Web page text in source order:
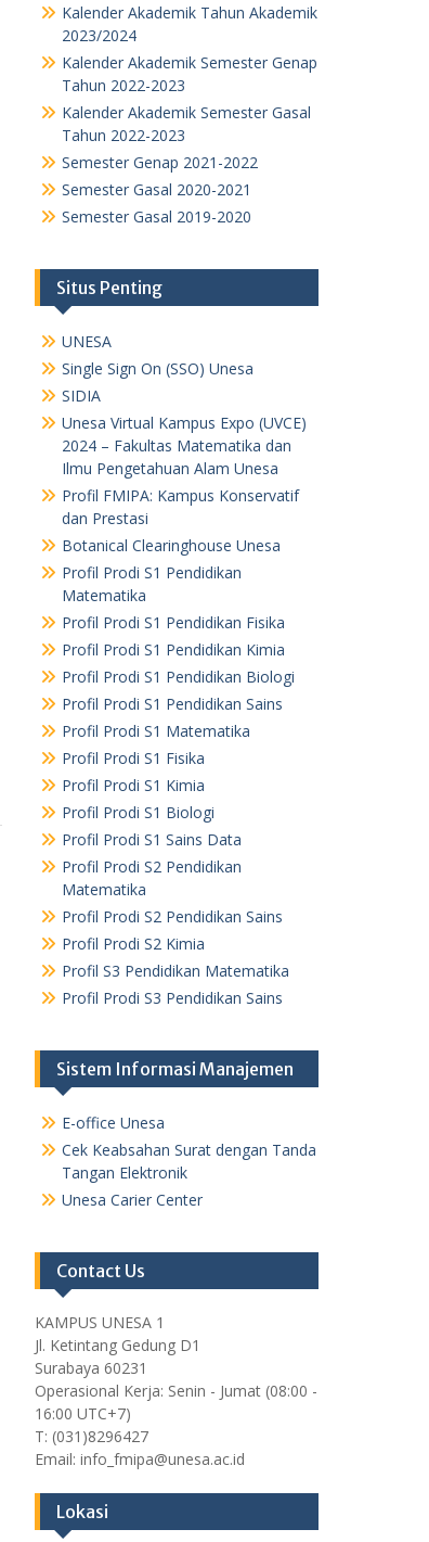
Kalender Akademik Tahun Akademik
2023/2024
Kalender Akademik Semester Genap
Tahun 2022-2023
Kalender Akademik Semester Gasal
Tahun 2022-2023
Semester Genap 2021-2022
Semester Gasal 2020-2021
Semester Gasal 2019-2020
Situs Penting
UNESA
Single Sign On (SSO) Unesa
SIDIA
Unesa Virtual Kampus Expo (UVCE)
2024 – Fakultas Matematika dan
Ilmu Pengetahuan Alam Unesa
Profil FMIPA: Kampus Konservatif
dan Prestasi
Botanical Clearinghouse Unesa
Profil Prodi S1 Pendidikan
Matematika
Profil Prodi S1 Pendidikan Fisika
Profil Prodi S1 Pendidikan Kimia
Profil Prodi S1 Pendidikan Biologi
Profil Prodi S1 Pendidikan Sains
Profil Prodi S1 Matematika
Profil Prodi S1 Fisika
Profil Prodi S1 Kimia
Profil Prodi S1 Biologi
Profil Prodi S1 Sains Data
Profil Prodi S2 Pendidikan
Matematika
Profil Prodi S2 Pendidikan Sains
Profil Prodi S2 Kimia
Profil S3 Pendidikan Matematika
Profil Prodi S3 Pendidikan Sains
Sistem Informasi Manajemen
E-office Unesa
Cek Keabsahan Surat dengan Tanda
Tangan Elektronik
Unesa Carier Center
Contact Us
KAMPUS UNESA 1
Jl. Ketintang Gedung D1
Surabaya 60231
Operasional Kerja: Senin - Jumat (08:00 -
16:00 UTC+7)
T: (031)8296427
Email: info_fmipa@unesa.ac.id
Lokasi